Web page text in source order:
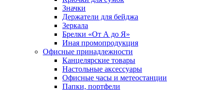
Значки
Держатели для бейджа
Зеркала
Брелки «От А до Я»
Иная промопродукция
Офисные принадлежности
Канцелярские товары
Настольные аксессуары
Офисные часы и метеостанции
Папки, портфели